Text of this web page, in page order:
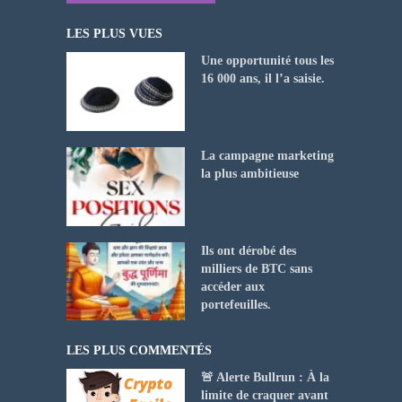
LES PLUS VUES
Une opportunité tous les
16 000 ans, il l’a saisie.
La campagne marketing
la plus ambitieuse
Ils ont dérobé des
milliers de BTC sans
accéder aux
portefeuilles.
LES PLUS COMMENTÉS
🚨 Alerte Bullrun : À la
limite de craquer avant